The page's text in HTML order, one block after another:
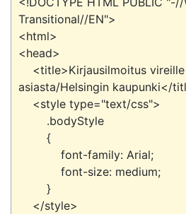
Transitional//EN">
<html>
<head>
asiasta/Helsingin kaupunki</